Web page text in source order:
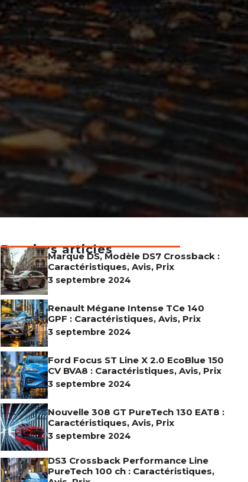
Derniers articles
Marque DS, Modèle DS7 Crossback :
Caractéristiques, Avis, Prix
3 septembre 2024
Renault Mégane Intense TCe 140
GPF : Caractéristiques, Avis, Prix
3 septembre 2024
Ford Focus ST Line X 2.0 EcoBlue 150
CV BVA8 : Caractéristiques, Avis, Prix
3 septembre 2024
Nouvelle 308 GT PureTech 130 EAT8 :
Caractéristiques, Avis, Prix
3 septembre 2024
DS3 Crossback Performance Line
PureTech 100 ch : Caractéristiques,